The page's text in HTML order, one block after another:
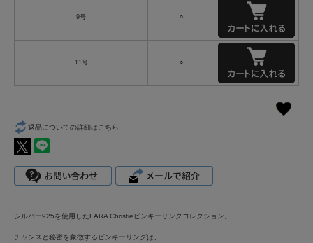
9号 ○
11号 ○
返品についての詳細はこちら
シルバー925を使用したLARA Christieピンキーリングコレクション。
チャンスと秘密を象徴するピンキーリングは、